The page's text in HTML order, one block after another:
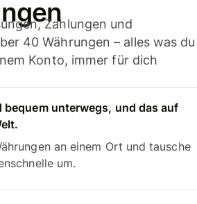
Zahlungen und
40 Währungen – alles was du
Konto, immer für dich
bequem unterwegs, und das auf
an einem Ort und tausche
um.